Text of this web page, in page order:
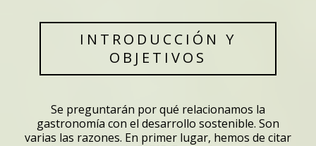
INTRODUCCIÓN Y
OBJETIVOS
Se preguntarán por qué relacionamos la
gastronomía con el desarrollo sostenible. Son
varias las razones. En primer lugar, hemos de citar